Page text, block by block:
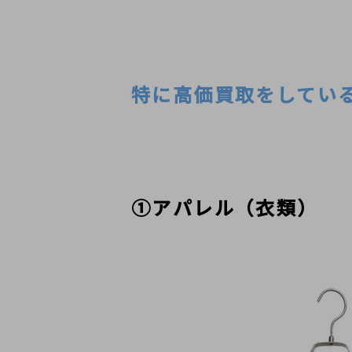
特に高価買取をしてい
①アパレル（衣類）